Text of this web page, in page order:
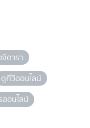
จีดารา
ดูทีวีออนไลน์
ออนไลน์